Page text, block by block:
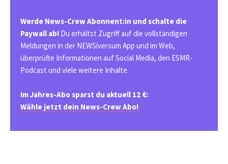
Werde News-Crew Abonnent:in und schalte die
Paywall ab! Du erhältst Zugriff auf die vollständigen
Meldungen in der NEWSiversum App und im Web,
überprüfte Informationen auf Social Media, den ESMR-
Podcast und viele weitere Inhalte.
Im Jahres-Abo sparst du aktuell 12 €:
Wähle jetzt dein News-Crew Abo!